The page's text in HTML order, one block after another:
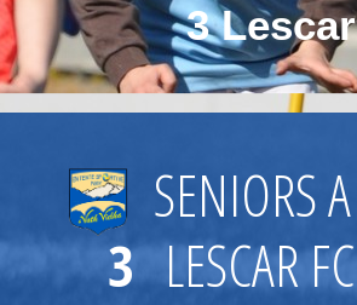
3 Lescar
SENIORS A
3 LESCAR FC